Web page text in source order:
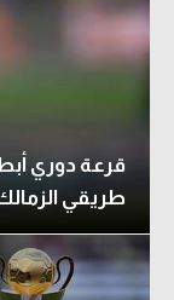
قرعة دوري
طريقي